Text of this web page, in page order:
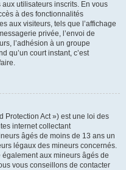
utilisateurs inscrits. En vous
à des fonctionnalités
aux visiteurs, tels que l’affichage
privée, l’envoi de
l’adhésion à un groupe
qu’un court instant, c’est
Protection Act ») est une loi des
internet collectant
âgés de moins de 13 ans un
légaux des mineurs concernés.
aux mineurs âgés de
vous conseillons de contacter